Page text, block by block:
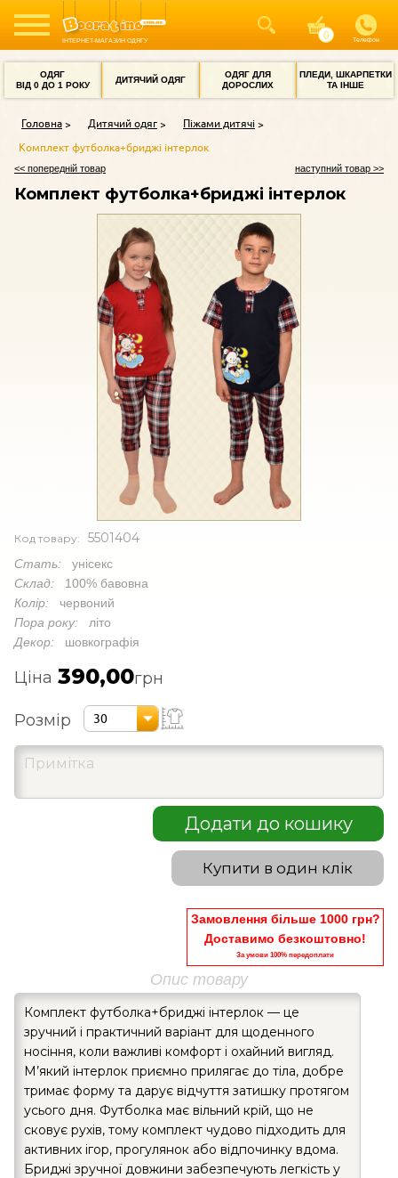
ІНТЕРНЕТ-МАГАЗИН ОДЯГУ Телефон
ОДЯГ
ВІД 0 ДО 1 РОКУ
ДИТЯЧИЙ ОДЯГ
ОДЯГ ДЛЯ
ДОРОСЛИХ
ПЛЕДИ, ШКАРПЕТКИ
ТА ІНШЕ
Головна Дитячий одяг
Піжами дитячі
Комплект футболка+бриджі інтерлок
<< попередній товар наступний товар >>
Комплект футболка+бриджі інтерлок
Код товару: 5501404
Стать: унісекс
Склад: 100% бавовна
Колір: червоний
Пора року: літо
Декор: шовкографія
Ціна 390,00грн
Розмір 30
Додати до кошику
Купити в один клік
Замовлення більше 1000 грн?
Доставимо безкоштовно!
За умови 100% передоплати
Опис товару
Комплект футболка+бриджі інтерлок — це
зручний і практичний варіант для щоденного
носіння, коли важливі комфорт і охайний вигляд.
М’який інтерлок приємно прилягає до тіла, добре
тримає форму та дарує відчуття затишку протягом
усього дня. Футболка має вільний крій, що не
сковує рухів, тому комплект чудово підходить для
активних ігор, прогулянок або відпочинку вдома.
Бриджі зручної довжини забезпечують легкість у